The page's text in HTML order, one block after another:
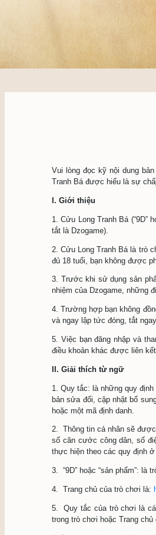
Vui lòng
Tranh Bá
I. Giới thiệu
1. Cửu Long
tắt là
đủ 18 tuổi,
3. Trước khi
nhiệm của
4. Trường
và ngay lập
5. Việc bạn
điều khoản